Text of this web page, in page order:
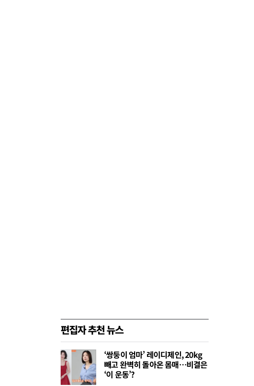
편집자 추천 뉴스
‘쌍둥이 엄마’ 레이디제인, 20kg
빼고 완벽히 돌아온 몸매…비결은
‘이 운동’?